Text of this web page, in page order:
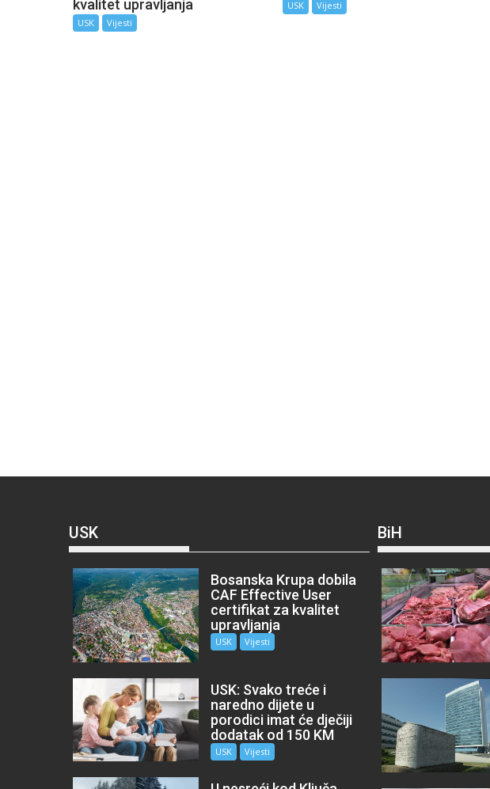
kvalitet upravljanja
USK Vijesti
USK Vijesti
USK
Bosanska Krupa dobila
CAF Effective User
certifikat za kvalitet
upravljanja
USK Vijesti
USK: Svako treće i
naredno dijete u
porodici imat će dječiji
dodatak od 150 KM
USK Vijesti
BiH